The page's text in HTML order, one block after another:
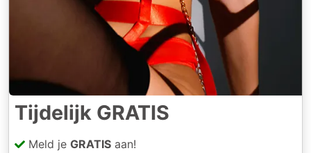
Tijdelijk GRATIS
Meld je GRATIS aan!